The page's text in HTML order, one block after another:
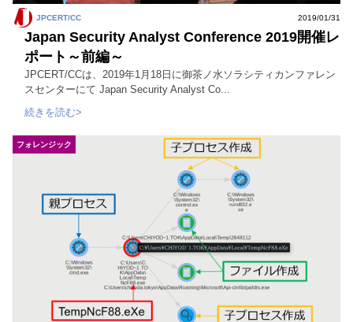
JPCERT/CC 2019/01/31
Japan Security Analyst Conference 2019開催レ
ポート～前編～
JPCERT/CCは、2019年1月18日に御茶ノ水ソラシティカンファレン
スセンターにて Japan Security Analyst Co...
続きを読む>
フォレンジック